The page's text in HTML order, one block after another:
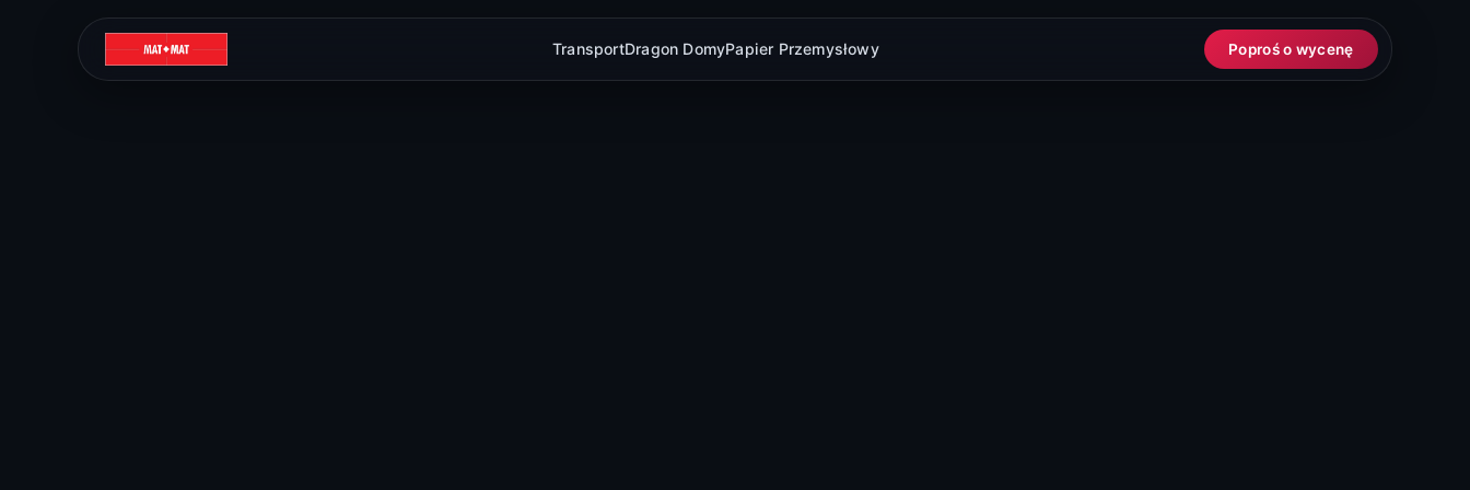
TransportDragon DomyPapier Przemysłowy Poproś o wycenę